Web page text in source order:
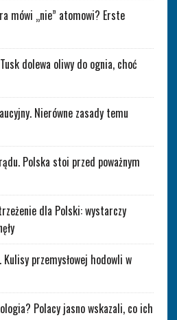
mówi „nie” atomowi? Erste
dolewa oliwy do ognia, choć
Nierówne zasady temu
Polska stoi przed poważnym
dla Polski: wystarczy
przemysłowej hodowli w
Polacy jasno wskazali, co ich